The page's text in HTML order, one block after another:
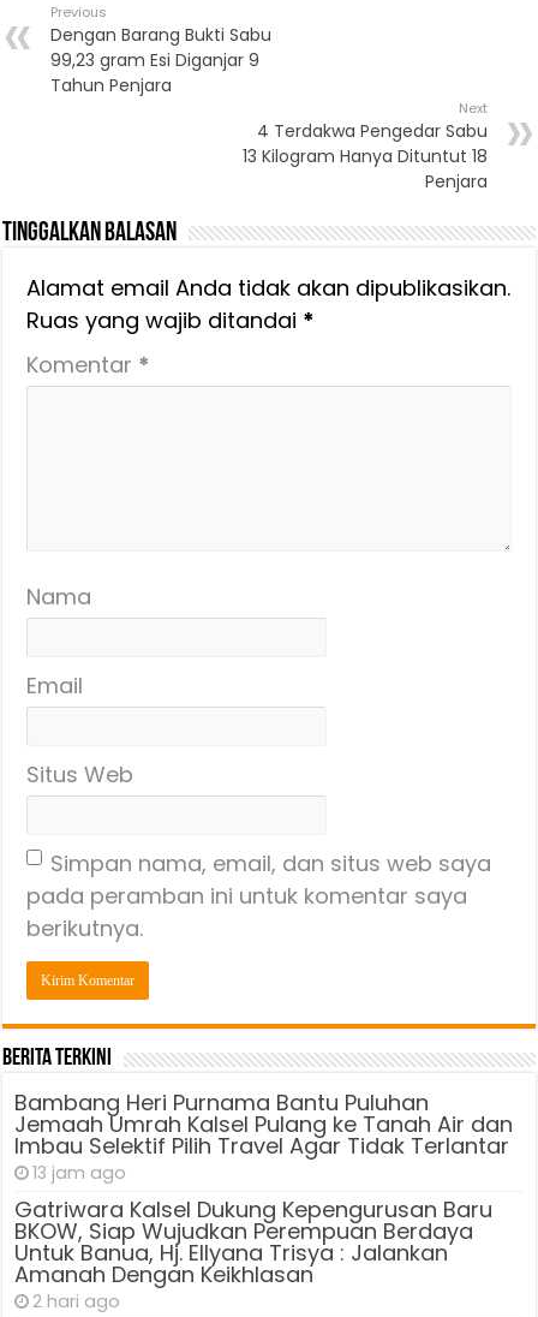
Previous
Dengan Barang Bukti Sabu
99,23 gram Esi Diganjar 9
Tahun Penjara
Next
4 Terdakwa Pengedar Sabu
13 Kilogram Hanya Dituntut 18
Penjara
Tinggalkan Balasan
Alamat email Anda tidak akan dipublikasikan.
Ruas yang wajib ditandai *
Komentar *
Nama
Email
Situs Web
Simpan nama, email, dan situs web saya
pada peramban ini untuk komentar saya
berikutnya.
Berita Terkini
Bambang Heri Purnama Bantu Puluhan
Jemaah Umrah Kalsel Pulang ke Tanah Air dan
Imbau Selektif Pilih Travel Agar Tidak Terlantar
13 jam ago
Gatriwara Kalsel Dukung Kepengurusan Baru
BKOW, Siap Wujudkan Perempuan Berdaya
Untuk Banua, Hj. Ellyana Trisya : Jalankan
Amanah Dengan Keikhlasan
2 hari ago